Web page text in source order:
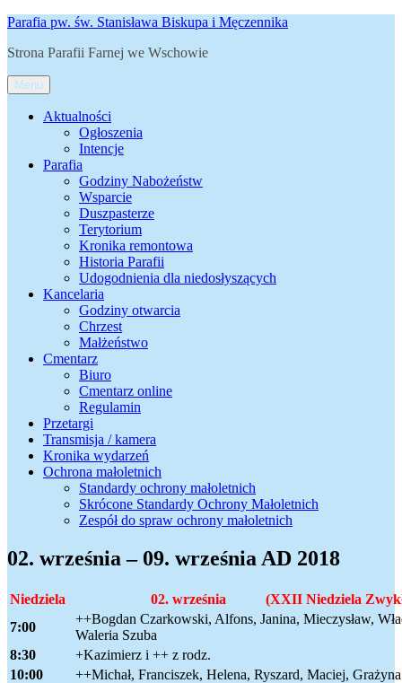
Przejdź
treści
Parafia pw. św. Stanisława Biskupa i Męczennika
Strona Parafii Farnej we Wschowie
Menu
Aktualności
Ogłoszenia
Intencje
Parafia
Godziny Nabożeństw
Wsparcie
Duszpasterze
Terytorium
Kronika remontowa
Historia Parafii
Udogodnienia dla niedosłyszących
Kancelaria
Godziny otwarcia
Chrzest
Małżeństwo
Cmentarz
Biuro
Cmentarz online
Regulamin
Przetargi
Transmisja / kamera
Kronika wydarzeń
Ochrona małoletnich
Standardy ochrony małoletnich
Skrócone Standardy Ochrony Małoletnich
Zespół do spraw ochrony małoletnich
02. września – 09. września AD 2018
Niedziela
02. września (XXII Niedziela
7:00
++Bogdan Czarkowski, Alfons, Janina, Mieczysław,
Waleria Szuba
8:30
+Kazimierz i ++ z rodz.
10:00
++Michał, Franciszek, Helena, Ryszard, Maciej, Grażyna